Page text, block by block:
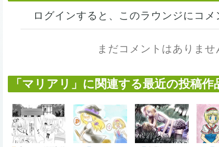
ログインすると、このラウンジにコ
まだコメントはありませ
「マリアリ」に関連する最近の投稿作